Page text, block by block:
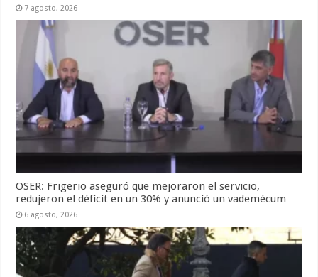
7 agosto, 2026
OSER: Frigerio aseguró que mejoraron el servicio,
redujeron el déficit en un 30% y anunció un vademécum
6 agosto, 2026